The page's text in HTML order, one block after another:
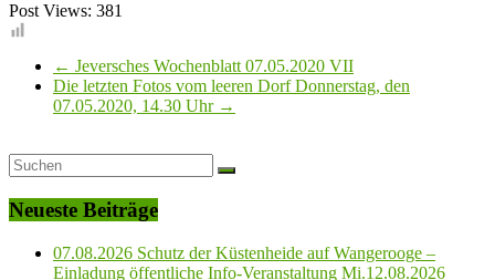
Post Views: 381
← Jeversches Wochenblatt 07.05.2020 VII
Die letzten Fotos vom leeren Dorf Donnerstag, den
07.05.2020, 14.30 Uhr →
Neueste Beiträge
07.08.2026 Schutz der Küstenheide auf Wangerooge –
Einladung öffentliche Info-Veranstaltung Mi.12.08.2026